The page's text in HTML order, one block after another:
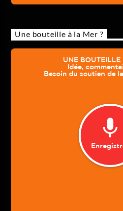
Une bouteille à la Mer ?